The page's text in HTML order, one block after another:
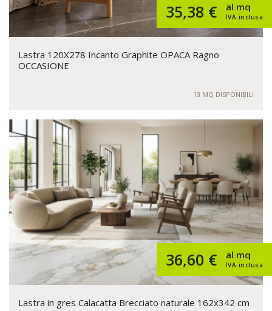
35,38 € IVA inclusa
al mq
Lastra 120X278 Incanto Graphite OPACA Ragno
OCCASIONE
13 MQ DISPONIBILI
36,60 € IVA inclusa
al mq
Lastra in gres Calacatta Brecciato naturale 162x342 cm